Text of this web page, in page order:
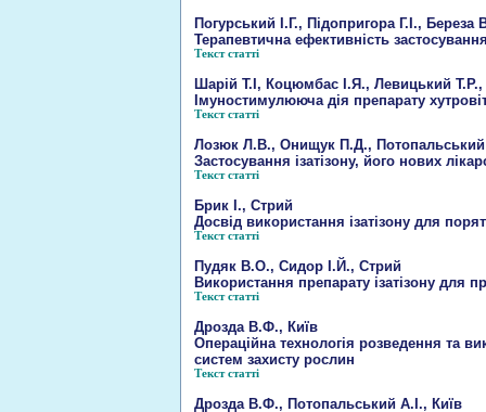
Погурський І.Г., Підопригора Г.І.,
Терапевтична ефективність
Текст статті
Шарій Т.І, Коцюмбас І.Я., Левицький
Імуностимулююча дія препарату
Текст статті
Лозюк Л.В., Онищук П.Д.,
Застосування ізатізону, його нових
Текст статті
Брик І., Стрий
Досвід використання ізатізону для
Текст статті
Пудяк В.О., Сидор І.Й., Стрий
Використання препарату ізатізону для
Текст статті
Дрозда В.Ф., Київ
Операційна технологія розведення та
систем захисту рослин
Текст статті
Дрозда В.Ф., Потопальський А.І., Київ